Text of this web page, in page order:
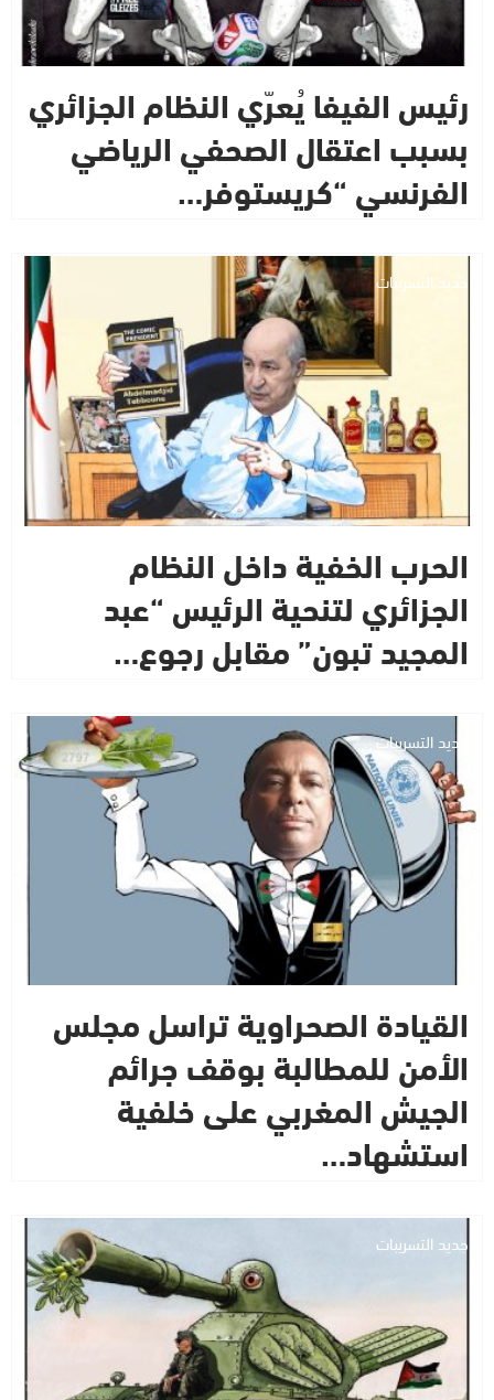
رئيس الفيفا يُعرّي النظام الجزائري
بسبب اعتقال الصحفي الرياضي
الفرنسي “كريستوفر…
جديد التسريبات
الحرب الخفية داخل النظام
الجزائري لتنحية الرئيس “عبد
المجيد تبون” مقابل رجوع…
جديد التسريبات
القيادة الصحراوية تراسل مجلس
الأمن للمطالبة بوقف جرائم
الجيش المغربي على خلفية
استشهاد…
جديد التسريبات